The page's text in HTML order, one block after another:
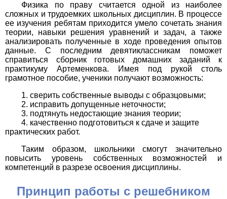
Физика по праву считается одной из наиболее
сложных и трудоемких школьных дисциплин. В процессе
ее изучения ребятам приходится умело сочетать знания
теории, навыки решения уравнений и задач, а также
анализировать полученные в ходе проведения опытов
данные. С последним девятиклассникам поможет
справиться сборник готовых домашних заданий к
практикуму Артеменкова. Имея под рукой столь
грамотное пособие, ученики получают возможность:
сверить собственные выводы с образцовыми;
исправить допущенные неточности;
подтянуть недостающие знания теории;
качественно подготовиться к сдаче и защите
практических работ.
Таким образом, школьники смогут значительно
повысить уровень собственных возможностей и
компетенций в разрезе освоения дисциплины.
Принцип работы с решебником